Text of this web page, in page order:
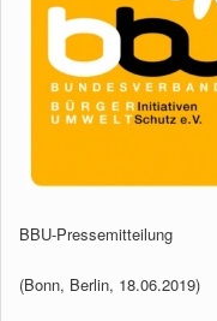
BBU-Pressemitteilung
(Bonn, Berlin, 18.06.2019)